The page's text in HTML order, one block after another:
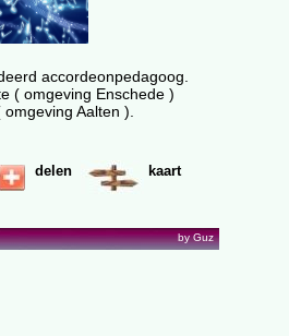
accordeonpedagoog.
( omgeving Enschede )
Aalten ).
delen kaart
by Guz